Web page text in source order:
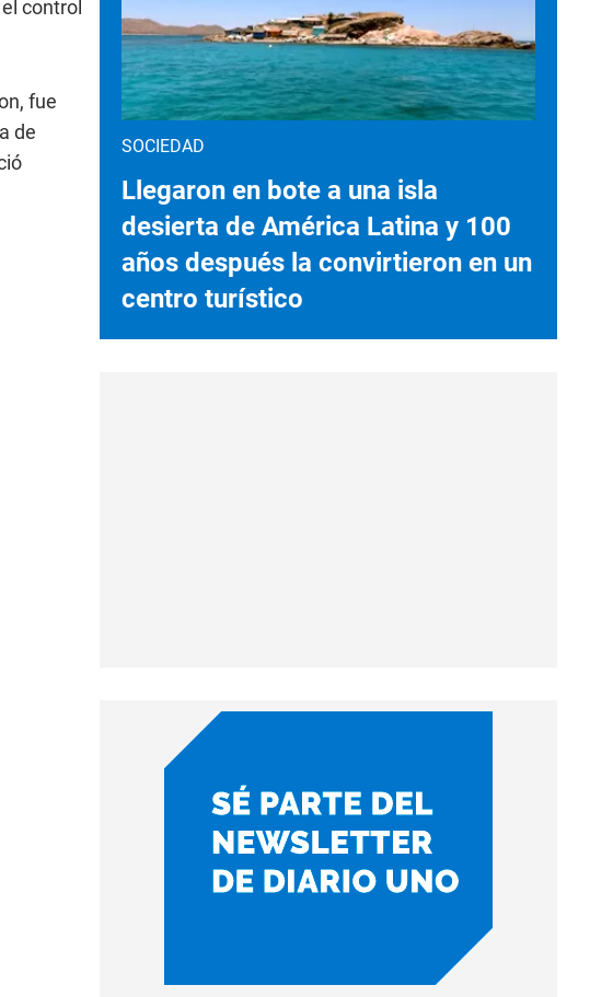
control
fue
de
SOCIEDAD
Llegaron en bote a una isla
desierta de América Latina y 100
años después la convirtieron en un
centro turístico